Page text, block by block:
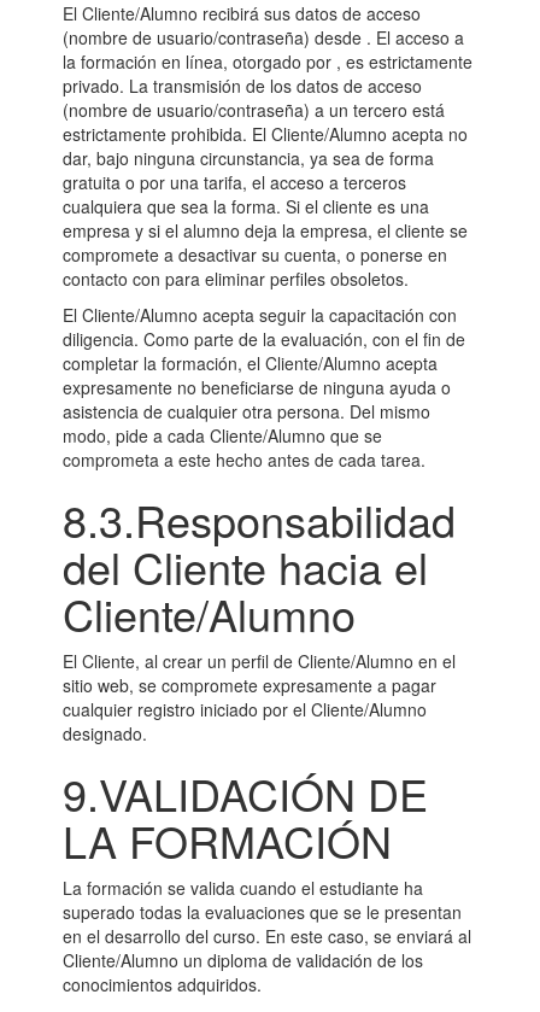
El Cliente/Alumno recibirá sus datos de acceso
(nombre de usuario/contraseña) desde . El acceso a
la formación en línea, otorgado por , es estrictamente
privado. La transmisión de los datos de acceso
(nombre de usuario/contraseña) a un tercero está
estrictamente prohibida. El Cliente/Alumno acepta no
dar, bajo ninguna circunstancia, ya sea de forma
gratuita o por una tarifa, el acceso a terceros
cualquiera que sea la forma. Si el cliente es una
empresa y si el alumno deja la empresa, el cliente se
compromete a desactivar su cuenta, o ponerse en
contacto con para eliminar perfiles obsoletos.
El Cliente/Alumno acepta seguir la capacitación con
diligencia. Como parte de la evaluación, con el fin de
completar la formación, el Cliente/Alumno acepta
expresamente no beneficiarse de ninguna ayuda o
asistencia de cualquier otra persona. Del mismo
modo, pide a cada Cliente/Alumno que se
comprometa a este hecho antes de cada tarea.
8.3.Responsabilidad
del Cliente hacia el
Cliente/Alumno
El Cliente, al crear un perfil de Cliente/Alumno en el
sitio web, se compromete expresamente a pagar
cualquier registro iniciado por el Cliente/Alumno
designado.
9.VALIDACIÓN DE
LA FORMACIÓN
La formación se valida cuando el estudiante ha
superado todas la evaluaciones que se le presentan
en el desarrollo del curso. En este caso, se enviará al
Cliente/Alumno un diploma de validación de los
conocimientos adquiridos.